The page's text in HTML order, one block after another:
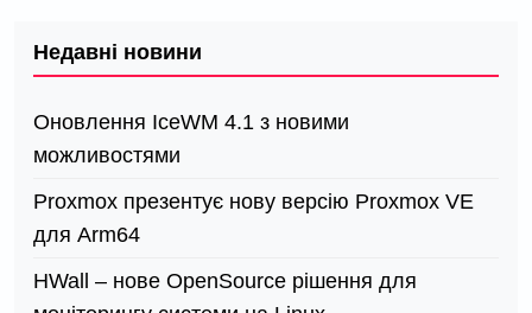
Недавні новини
Оновлення IceWM 4.1 з новими
можливостями
Proxmox презентує нову версію Proxmox VE
для Arm64
HWall – нове OpenSource рішення для